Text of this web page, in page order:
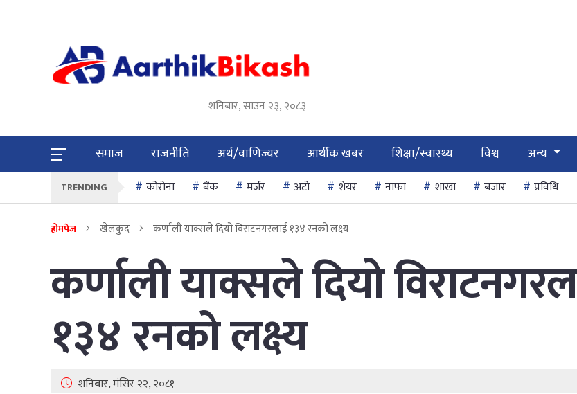
शनिबार, साउन २३, २०८३
समाज राजनीति अर्थ/वाणिज्यर आर्थीक खबर शिक्षा/स्वास्थ्य विश्व अन्य
TRENDING कोरोना बैंक मर्जर अटो शेयर नाफा शाखा बजार प्रविधि
होमपेज खेलकुद कर्णाली याक्सले दियो विराटनगरलाई १३४ रनको लक्ष्य
कर्णाली याक्सले दियो
१३४ रनको लक्ष्य
शनिबार, मंसिर २२, २०८१